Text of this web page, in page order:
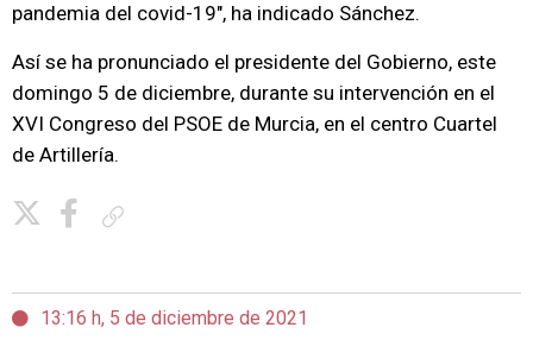
pandemia del covid-19", ha indicado Sánchez.
Así se ha pronunciado el presidente del Gobierno, este
domingo 5 de diciembre, durante su intervención en el
XVI Congreso del PSOE de Murcia, en el centro Cuartel
de Artillería.
13:16 h, 5 de diciembre de 2021